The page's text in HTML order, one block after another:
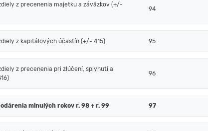
z precenenia majetku a záväzkov (+/-
94
z kapitálových účastín (+/- 415) 95
z precenenia pri zlúčení, splynutí a
96
minulých rokov r. 98 + r. 99 97